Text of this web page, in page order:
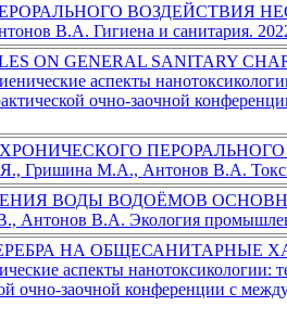
ВОЗДЕЙСТВИЯ
В.А. Гигиена и санитария.
ON GENERAL SANITARY
аспекты
очно-заочной
М.А., Антонов В.А.
ВОДЫ ВОДОЁМОВ
В.А. Экология
НА ОБЩЕСАНИТАРНЫЕ
аспекты нанотоксикологии:
очно-заочной конференции с